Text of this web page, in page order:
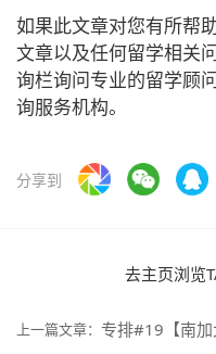
如果此文章对您有所帮
文章以及任何留学相关
询栏询问专业的留学顾
询服务机构。
分享到
去主页浏览
上一篇文章： 专排#19【南